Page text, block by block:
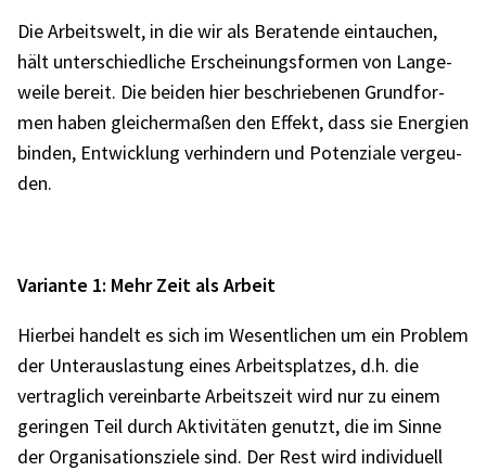
Die Arbeits­welt, in die wir als Bera­tende eintau­chen,
hält unter­schied­li­che Erschei­nungs­for­men von Lange­
weile bereit. Die beiden hier beschrie­be­nen Grund­for­
men haben glei­cher­ma­ßen den Effekt, dass sie Ener­gien
binden, Entwick­lung verhin­dern und Poten­ziale vergeu­
den.
Vari­ante 1: Mehr Zeit als Arbeit
Hier­bei handelt es sich im Wesent­li­chen um ein Problem
der Unter­aus­las­tung eines Arbeits­plat­zes, d.h. die
vertrag­lich verein­barte Arbeits­zeit wird nur zu einem
gerin­gen Teil durch Akti­vi­tä­ten genutzt, die im Sinne
der Orga­ni­sa­ti­ons­ziele sind. Der Rest wird indi­vi­du­ell